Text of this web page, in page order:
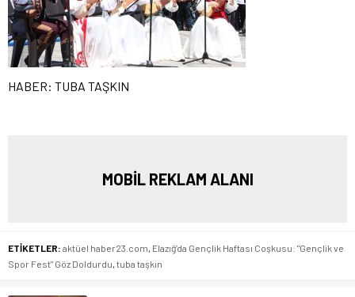
HABER: TUBA TAŞKIN
MOBİL REKLAM ALANI
ETİKETLER: aktüel haber23.com, Elazığ’da Gençlik Haftası Coşkusu: "Gençlik ve
Spor Fest" Göz Doldurdu, tuba taşkın